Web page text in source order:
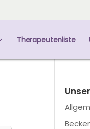
Therapeutenliste